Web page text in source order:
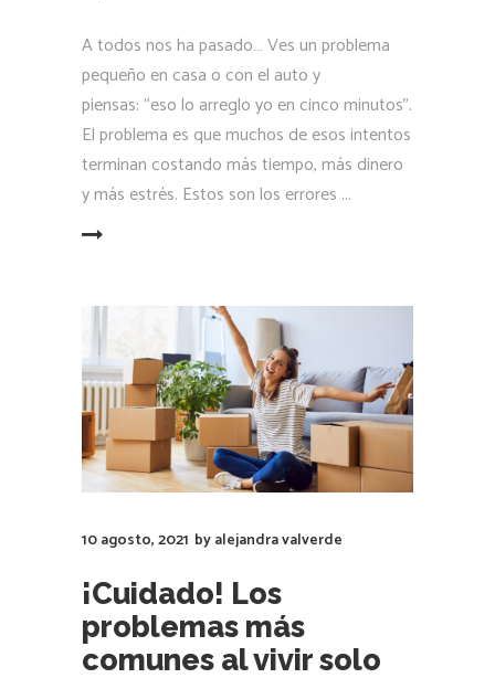
A todos nos ha pasado… Ves un problema
pequeño en casa o con el auto y
piensas: “eso lo arreglo yo en cinco minutos”.
El problema es que muchos de esos intentos
terminan costando más tiempo, más dinero
y más estrés. Estos son los errores
10 agosto, 2021 byalejandra valverde
¡Cuidado! Los
problemas más
comunes al vivir solo